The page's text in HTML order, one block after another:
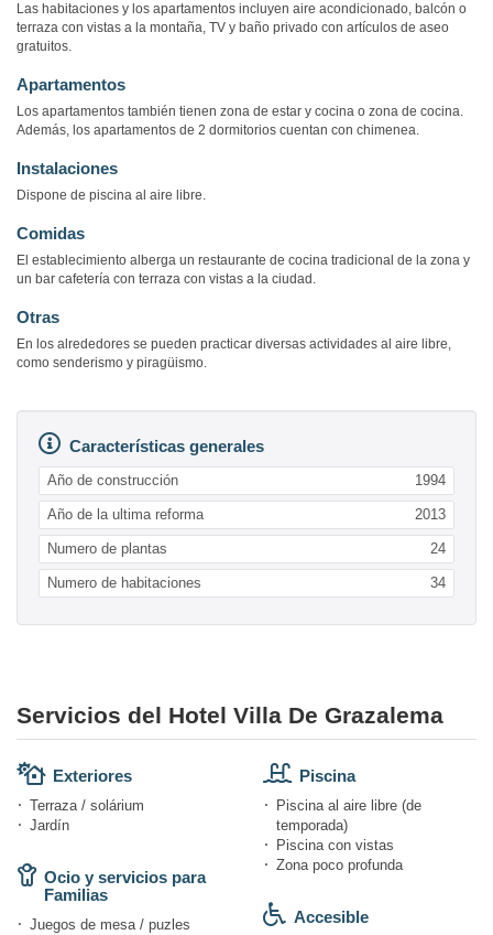
Las habitaciones y los apartamentos incluyen aire acondicionado, balcón o
terraza con vistas a la montaña, TV y baño privado con artículos de aseo
gratuitos.
Apartamentos
Los apartamentos también tienen zona de estar y cocina o zona de cocina.
Además, los apartamentos de 2 dormitorios cuentan con chimenea.
Instalaciones
Dispone de piscina al aire libre.
Comidas
El establecimiento alberga un restaurante de cocina tradicional de la zona y
un bar cafetería con terraza con vistas a la ciudad.
Otras
En los alrededores se pueden practicar diversas actividades al aire libre,
como senderismo y piragüismo.
Características generales
Año de construcción 1994
Año de la ultima reforma 2013
Numero de plantas 24
Numero de habitaciones 34
Servicios del Hotel Villa De Grazalema
Exteriores
Terraza / solárium
Jardín
Ocio y servicios para
Familias
Juegos de mesa / puzles
Piscina
Piscina al aire libre (de
temporada)
Piscina con vistas
Zona poco profunda
Accesible